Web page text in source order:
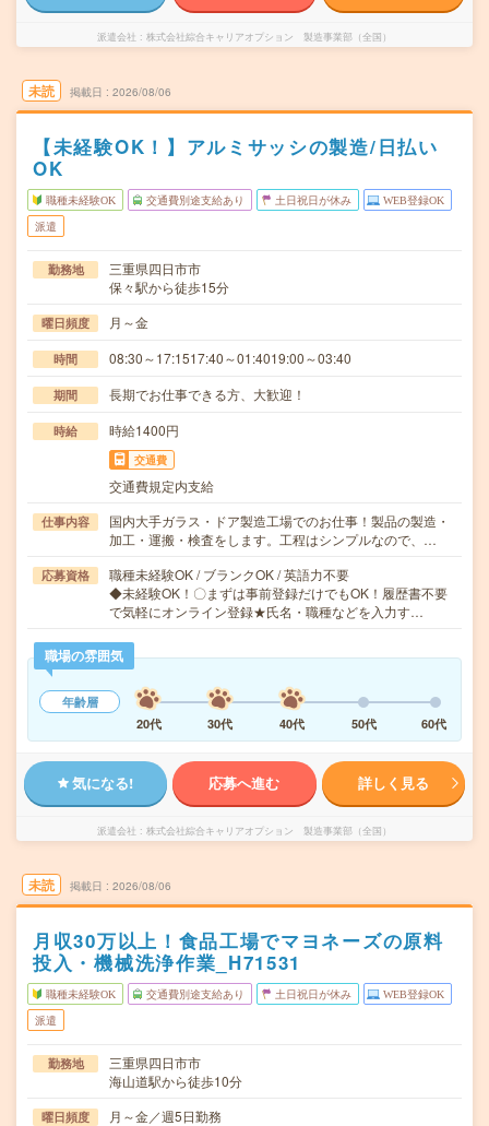
派遣会社 株式会社綜合キャリアオプション 製造事業部（全国）
未読 掲載日 2026/08/06
【未経験OK！】アルミサッシの製造/日払い
OK
職種未経験OK 交通費別途支給あり 土日祝日が休み WEB登録OK
派遣
勤務地
三重県四日市市
保々駅から徒歩15分
曜日頻度 月～金
時間 08:30～17:1517:40～01:4019:00～03:40
期間 長期でお仕事できる方、大歓迎！
時給 時給1400円
交通費
交通費規定内支給
仕事内容
国内大手ガラス・ドア製造工場でのお仕事！製品の製造・
加工・運搬・検査をします。工程はシンプルなので、…
応募資格
職種未経験OK / ブランクOK / 英語力不要
◆未経験OK！〇まずは事前登録だけでもOK！履歴書不要
で気軽にオンライン登録★氏名・職種などを入力す…
職場の雰囲気
年齢層
20代
30代 40代 50代 60代
気になる! 応募へ進む 詳しく見る
派遣会社 株式会社綜合キャリアオプション 製造事業部（全国）
未読 掲載日 2026/08/06
月収30万以上！食品工場でマヨネーズの原料
投入・機械洗浄作業_H71531
職種未経験OK 交通費別途支給あり 土日祝日が休み WEB登録OK
派遣
勤務地
三重県四日市市
海山道駅から徒歩10分
曜日頻度 月～金／週5日勤務